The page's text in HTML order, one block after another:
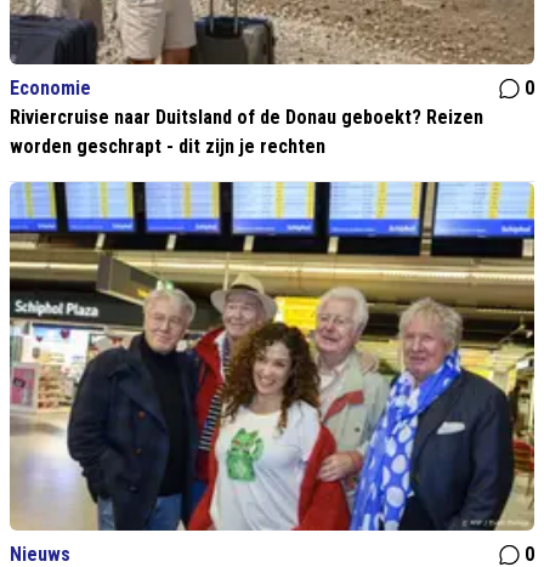
Economie
0
Riviercruise naar Duitsland of de Donau geboekt? Reizen
worden geschrapt - dit zijn je rechten
Nieuws
0